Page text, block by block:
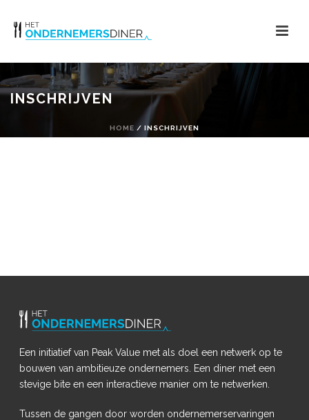
INSCHRIJVEN
HOME / INSCHRIJVEN
Een initiatief van Peak Value met als doel een netwerk op te
bouwen van ambitieuze ondernemers. Een diner met een
stevige bite en een interactieve manier om te netwerken.
Tussen de gangen door worden ondernemerservaringen